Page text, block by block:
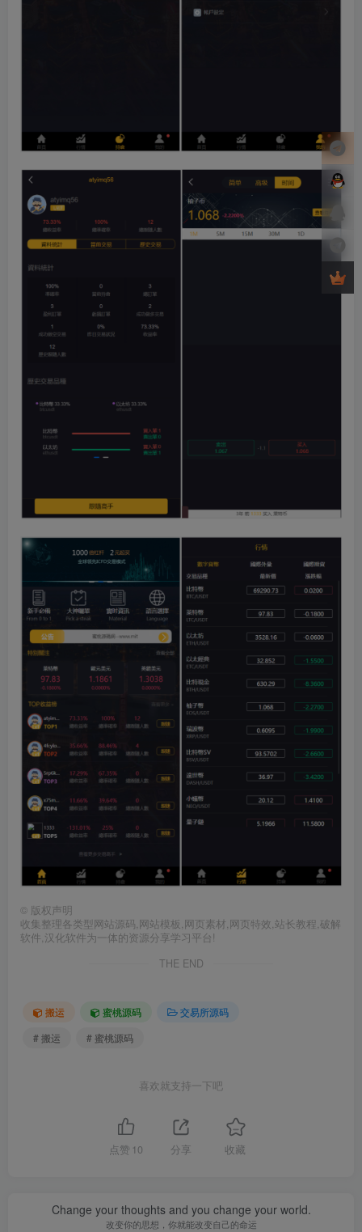
© 版权声明
收集整理各类型网站源码,网站模板,网页素材,网页特效,站长教程,破解
软件,汉化软件为一体的资源分享学习平台!
THE END
搬运 蜜桃源码
交易所源码
# 搬运
# 蜜桃源码
喜欢就支持一下吧
点赞 10 分享 收藏
Change your thoughts and you change your world.
改变你的思想，你就能改变自己的命运